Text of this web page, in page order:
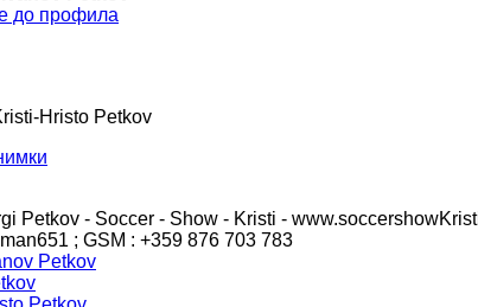
до профила
Hristo Petkov
Petkov - Soccer - Show - Kristi -
; GSM : +359 876 703 783